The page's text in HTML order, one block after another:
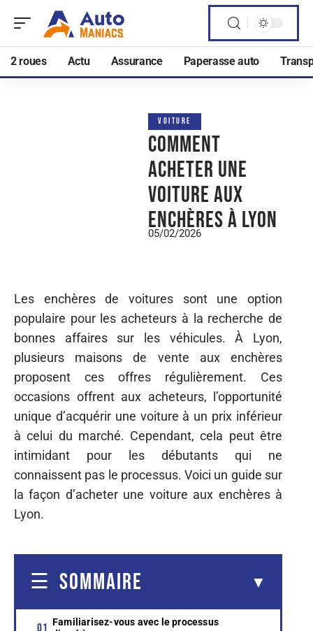
2 roues Actu Assurance Paperasse auto
VOITURE
Comment
acheter une
voiture aux
enchères à Lyon
05/02/2026
Les enchères de voitures sont une option
populaire pour les acheteurs à la recherche de
bonnes affaires sur les véhicules. À Lyon,
plusieurs maisons de vente aux enchères
proposent ces offres régulièrement. Ces
occasions offrent aux acheteurs, l’opportunité
unique d’acquérir une voiture à un prix inférieur
à celui du marché. Cependant, cela peut être
intimidant pour les débutants qui ne
connaissent pas le processus. Voici un guide sur
la façon d’acheter une voiture aux enchères à
Lyon.
SOMMAIRE
Familiarisez-vous avec le processus